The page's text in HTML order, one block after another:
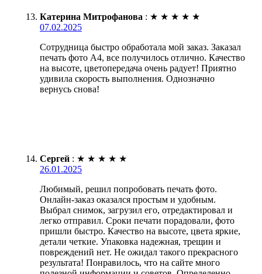
Катерина Митрофанова : ★ ★ ★ ★ ★
07.02.2025
Сотрудница быстро обработала мой заказ. Заказал
печать фото А4, все получилось отлично. Качество
на высоте, цветопередача очень радует! Приятно
удивила скорость выполнения. Однозначно
вернусь снова!
Сергей : ★ ★ ★ ★ ★
26.01.2025
Любимый, решил попробовать печать фото.
Онлайн-заказ оказался простым и удобным.
Выбрал снимок, загрузил его, отредактировал и
легко отправил. Сроки печати порадовали, фото
пришли быстро. Качество на высоте, цвета яркие,
детали четкие. Упаковка надежная, трещин и
повреждений нет. Не ожидал такого прекрасного
результата! Понравилось, что на сайте много